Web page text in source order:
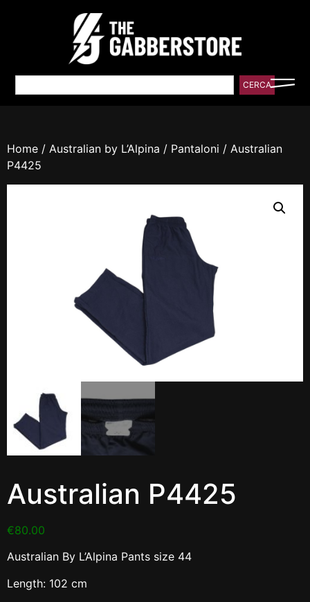
CERCA
Home / Australian by L’Alpina / Pantaloni / Australian
P4425
Australian P4425
€80.00
Australian By L’Alpina Pants size 44
Length: 102 cm